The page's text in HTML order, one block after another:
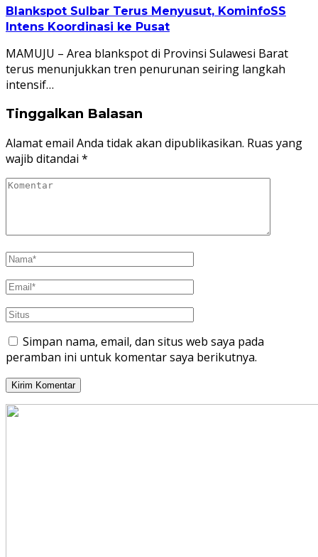
Blankspot Sulbar Terus Menyusut, KominfoSS
Intens Koordinasi ke Pusat
MAMUJU – Area blankspot di Provinsi Sulawesi Barat
terus menunjukkan tren penurunan seiring langkah
intensif…
Tinggalkan Balasan
Alamat email Anda tidak akan dipublikasikan. Ruas yang
wajib ditandai *
Simpan nama, email, dan situs web saya pada
peramban ini untuk komentar saya berikutnya.